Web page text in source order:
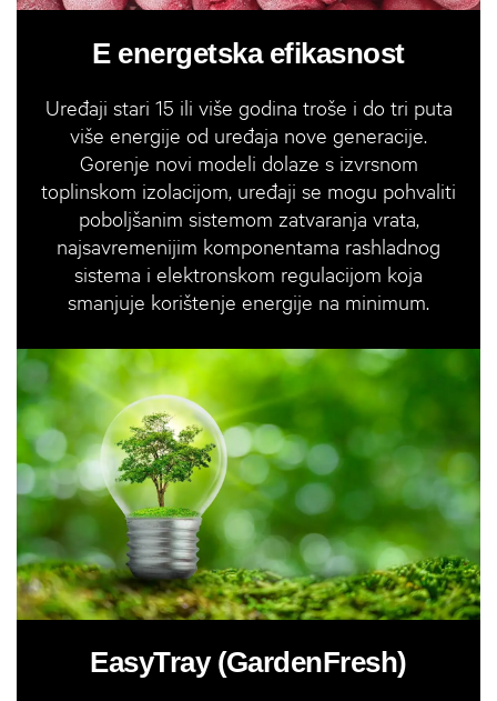
E energetska efikasnost
Uređaji stari 15 ili više godina troše i do tri puta
više energije od uređaja nove generacije.
Gorenje novi modeli dolaze s izvrsnom
toplinskom izolacijom, uređaji se mogu pohvaliti
poboljšanim sistemom zatvaranja vrata,
najsavremenijim komponentama rashladnog
sistema i elektronskom regulacijom koja
smanjuje korištenje energije na minimum.
EasyTray (GardenFresh)